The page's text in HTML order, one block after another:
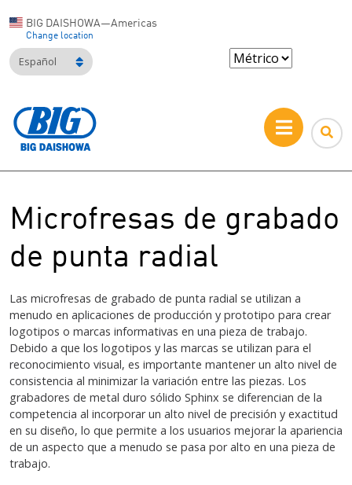
BIG DAISHOWA—Americas
Change location
Español
Microfresas de grabado
de punta radial
Las microfresas de grabado de punta radial se utilizan a
menudo en aplicaciones de producción y prototipo para crear
logotipos o marcas informativas en una pieza de trabajo.
Debido a que los logotipos y las marcas se utilizan para el
reconocimiento visual, es importante mantener un alto nivel de
consistencia al minimizar la variación entre las piezas. Los
grabadores de metal duro sólido Sphinx se diferencian de la
competencia al incorporar un alto nivel de precisión y exactitud
en su diseño, lo que permite a los usuarios mejorar la apariencia
de un aspecto que a menudo se pasa por alto en una pieza de
trabajo.